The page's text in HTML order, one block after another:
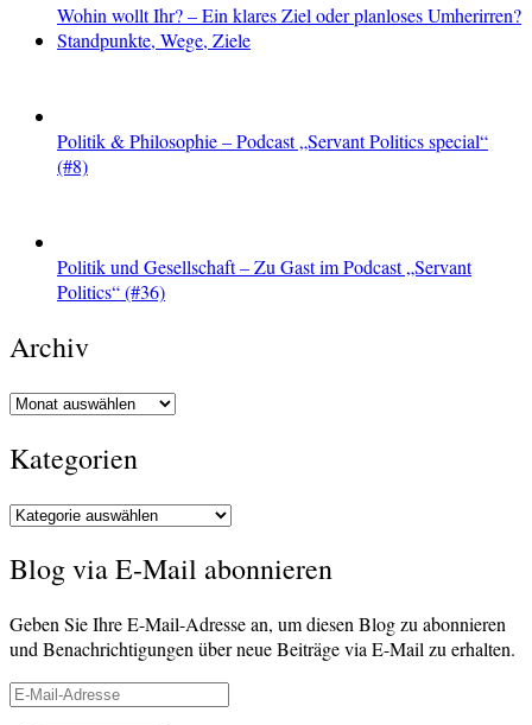
Wohin wollt Ihr? – Ein klares Ziel oder planloses Umherirren?
Standpunkte, Wege, Ziele
Politik & Philosophie – Podcast „Servant Politics special“
(#8)
Politik und Gesellschaft – Zu Gast im Podcast „Servant
Politics“ (#36)
Archiv
Archiv
Kategorien
Kategorien
Blog via E-Mail abonnieren
Geben Sie Ihre E-Mail-Adresse an, um diesen Blog zu abonnieren
und Benachrichtigungen über neue Beiträge via E-Mail zu erhalten.
E-